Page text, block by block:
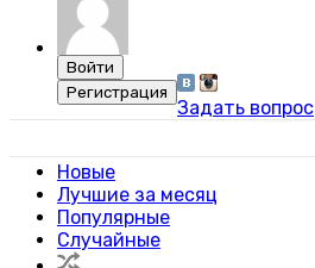
Задать вопрос
Новые
Лучшие за месяц
Популярные
Случайные